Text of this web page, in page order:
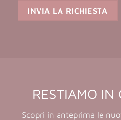
RESTIAMO IN
Scopri in anteprima le